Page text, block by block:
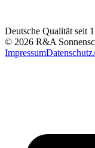
Deutsche Qualität seit
© 2026 R&A
ImpressumDatenschutz